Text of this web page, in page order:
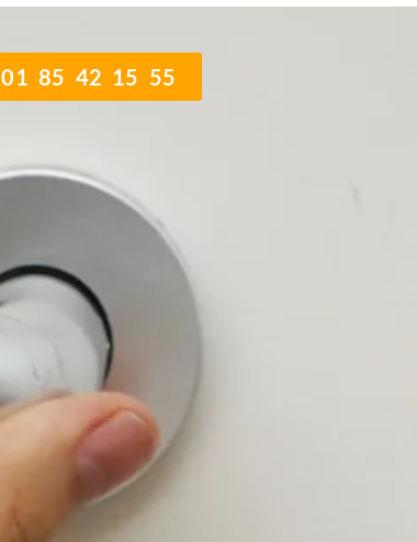
01 85 42 15 55